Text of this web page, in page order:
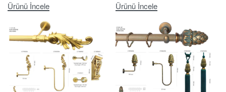
Ürünü İncele Ürünü İncele